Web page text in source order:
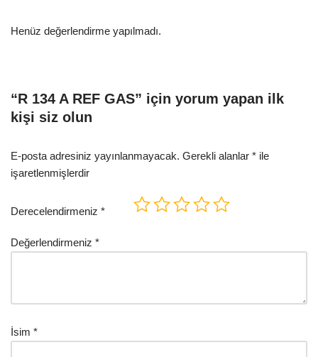
Henüz değerlendirme yapılmadı.
“R 134 A REF GAS” için yorum yapan ilk
kişi siz olun
E-posta adresiniz yayınlanmayacak. Gerekli alanlar * ile
işaretlenmişlerdir
Derecelendirmeniz *
Değerlendirmeniz *
İsim *